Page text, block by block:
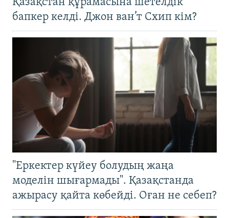
бапкер келді. Джон ван’т Схип кім?
"Еркектер күйеу болудың жаңа
моделін шығармады". Қазақстанда
ажырасу қайта көбейді. Оған не себеп?